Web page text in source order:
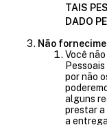
TAIS
DADO
Não
Você
por não
alguns
prestar a
a